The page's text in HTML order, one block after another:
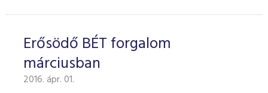
Erősödő BÉT forgalom
márciusban
2016. ápr. 01.